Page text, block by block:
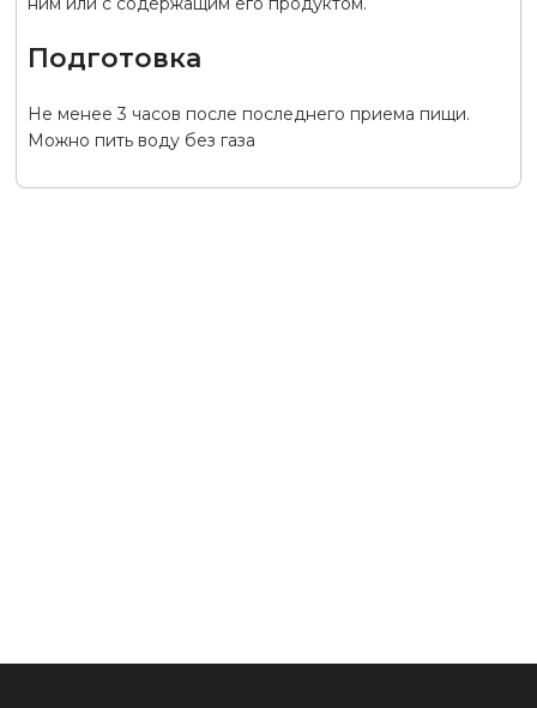
Подготовка
Не менее 3 часов после последнего приема пищи.
Можно пить воду без газа